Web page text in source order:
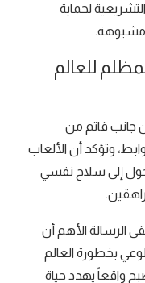
لحماية
مشبوهة.
للعالم
جانب قاتم من
وتؤكد أن الألعاب
إلى سلاح نفسي
الرسالة الأهم أن
بخطورة العالم
واقعاً يهدد حياة